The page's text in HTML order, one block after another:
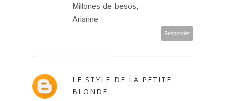
Millones de besos,
Arianne
Responder
LE STYLE DE LA PETITE
BLONDE